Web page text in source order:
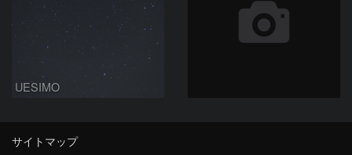
UESIMO
サイトマップ